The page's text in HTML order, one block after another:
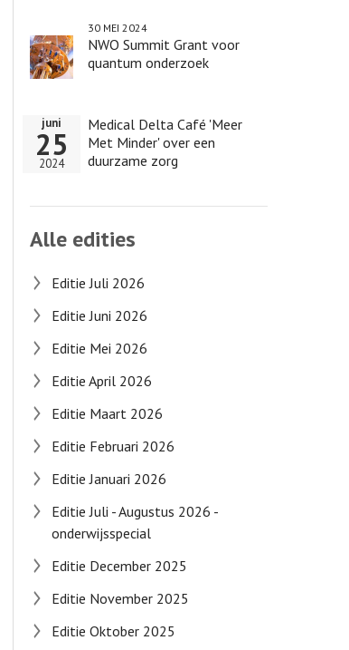
NWO Summit Grant voor
quantum onderzoek
30 MEI 2024
Medical Delta Café 'Meer
Met Minder' over een
duurzame zorg
juni
25
2024
Alle edities
Editie Juli 2026
Editie Juni 2026
Editie Mei 2026
Editie April 2026
Editie Maart 2026
Editie Februari 2026
Editie Januari 2026
Editie Juli - Augustus 2026 -
onderwijsspecial
Editie December 2025
Editie November 2025
Editie Oktober 2025